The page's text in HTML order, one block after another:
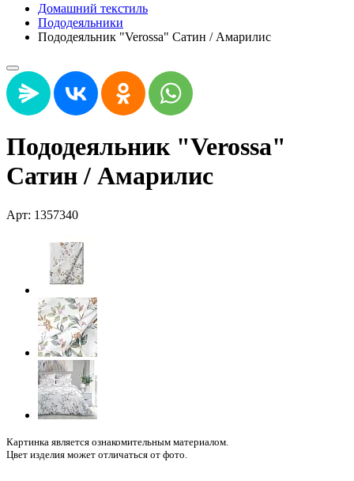
Домашний текстиль
Пододеяльники
Пододеяльник "Verossa" Сатин / Амарилис
Пододеяльник "Verossa"
Сатин / Амарилис
Арт: 1357340
Картинка является ознакомительным материалом.
Цвет изделия может отличаться от фото.